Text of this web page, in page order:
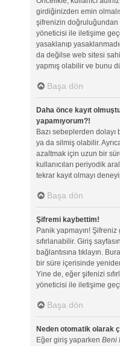
girdiğinizden emin
şifrenizin
yöneticisi ile iletişime
yasaklanıp
da değilse web sitesi
yapmış olabilir ve bunu
Başa dön
Daha önce kayıt
yapamıyorum?!
Bazı sebeplerden dolayı
ya da silmiş olabilir.
azaltmak için uzun bir
kullanıcıları periyodik
tekrar kayıt olmayı
Başa dön
Şifremi kaybettim!
Panik yapmayın!
sıfırlanabilir. Giriş
bağlantısına tıklayın.
bir süre içerisinde
Yine de, eğer şifenizi
yöneticisi ile iletişime
Başa dön
Neden otomatik olarak
Eğer giriş yaparken Beni